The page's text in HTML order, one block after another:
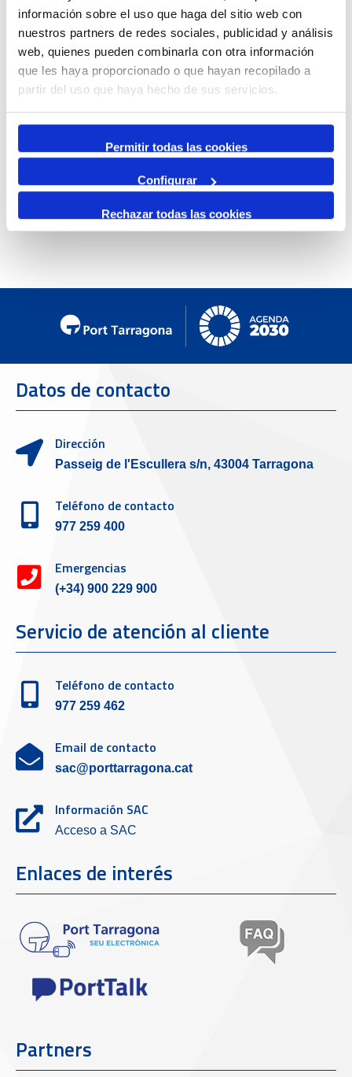
información sobre el uso que haga del sitio web con
nuestros partners de redes sociales, publicidad y análisis
web, quienes pueden combinarla con otra información
que les haya proporcionado o que hayan recopilado a
partir del uso que haya hecho de sus servicios.
Permitir todas las cookies
Configurar
Rechazar todas las cookies
Mensual
Ir al mes específico
Día Anterior
Siguiente Día
Datos de contacto
Dirección
Passeig de l'Escullera s/n, 43004 Tarragona
Teléfono de contacto
977 259 400
Emergencias
(+34) 900 229 900
Servicio de atención al cliente
Teléfono de contacto
977 259 462
Email de contacto
sac@porttarragona.cat
Información SAC
Acceso a SAC
Enlaces de interés
Partners